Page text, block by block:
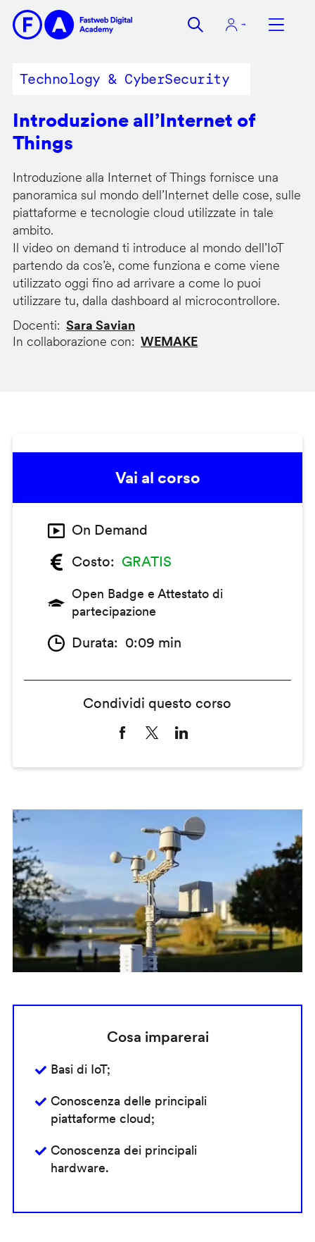
contenuto
Technology & CyberSecurity
Introduzione all’Internet of
Things
Introduzione alla Internet of Things fornisce una
panoramica sul mondo dell’Internet delle cose, sulle
piattaforme e tecnologie cloud utilizzate in tale
ambito.
Il video on demand ti introduce al mondo dell’IoT
partendo da cos’è, come funziona e come viene
utilizzato oggi fino ad arrivare a come lo puoi
utilizzare tu, dalla dashboard al microcontrollore.
Docenti
Sara Savian
In collaborazione con
WEMAKE
Vai al corso
On Demand
Costo
GRATIS
Open Badge e Attestato di
partecipazione
Durata 0:09 min
Condividi questo corso
Cosa imparerai
Basi di IoT;
Conoscenza delle principali
piattaforme cloud;
Conoscenza dei principali
hardware.